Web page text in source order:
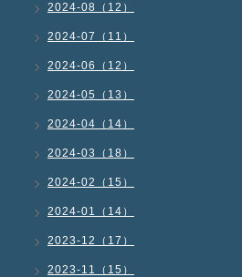
2024-08（12）
2024-07（11）
2024-06（12）
2024-05（13）
2024-04（14）
2024-03（18）
2024-02（15）
2024-01（14）
2023-12（17）
2023-11（15）